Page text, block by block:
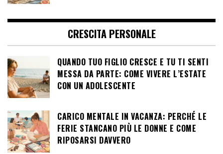
CRESCITA PERSONALE
QUANDO TUO FIGLIO CRESCE E TU TI SENTI
MESSA DA PARTE: COME VIVERE L’ESTATE
CON UN ADOLESCENTE
CARICO MENTALE IN VACANZA: PERCHÉ LE
FERIE STANCANO PIÙ LE DONNE E COME
RIPOSARSI DAVVERO